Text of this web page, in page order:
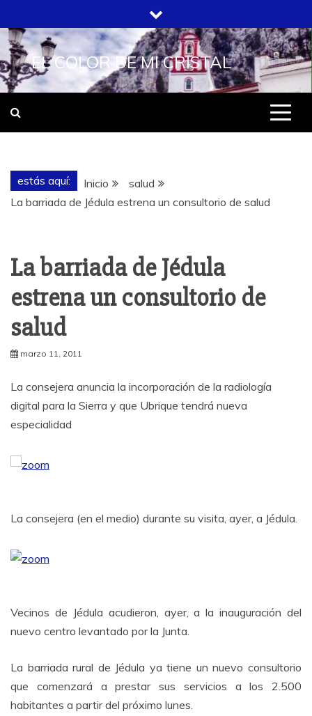
al
contenido
EL COLOR DE MI CRISTAL
estás aquí: Inicio
salud
La barriada de Jédula estrena un consultorio de salud
La barriada de Jédula
estrena un consultorio de
salud
marzo 11, 2011
La consejera anuncia la incorporación de la radiología
digital para la Sierra y que Ubrique tendrá nueva
especialidad
La consejera (en el medio) durante su visita, ayer, a Jédula.
Vecinos de Jédula acudieron, ayer, a la inauguración del
nuevo centro levantado por la Junta.
La barriada rural de Jédula ya tiene un nuevo consultorio
que comenzará a prestar sus servicios a los 2.500
habitantes a partir del próximo lunes.